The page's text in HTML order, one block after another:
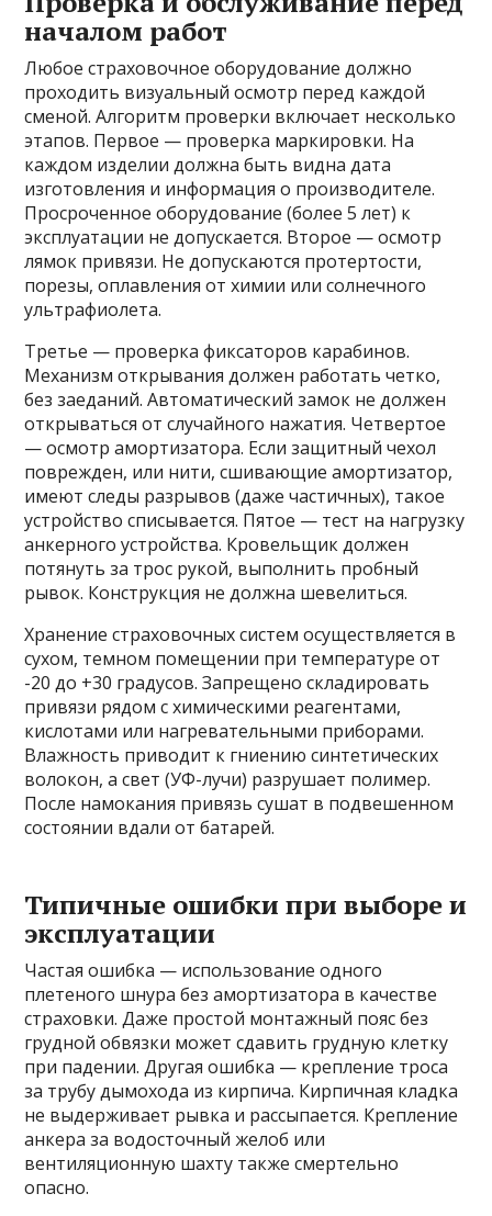
началом работ
Любое страховочное оборудование должно
проходить визуальный осмотр перед каждой
сменой. Алгоритм проверки включает несколько
этапов. Первое — проверка маркировки. На
каждом изделии должна быть видна дата
изготовления и информация о производителе.
Просроченное оборудование (более 5 лет) к
эксплуатации не допускается. Второе — осмотр
лямок привязи. Не допускаются протертости,
порезы, оплавления от химии или солнечного
ультрафиолета.
Третье — проверка фиксаторов карабинов.
Механизм открывания должен работать четко,
без заеданий. Автоматический замок не должен
открываться от случайного нажатия. Четвертое
— осмотр амортизатора. Если защитный чехол
поврежден, или нити, сшивающие амортизатор,
имеют следы разрывов (даже частичных), такое
устройство списывается. Пятое — тест на нагрузку
анкерного устройства. Кровельщик должен
потянуть за трос рукой, выполнить пробный
рывок. Конструкция не должна шевелиться.
Хранение страховочных систем осуществляется в
сухом, темном помещении при температуре от
-20 до +30 градусов. Запрещено складировать
привязи рядом с химическими реагентами,
кислотами или нагревательными приборами.
Влажность приводит к гниению синтетических
волокон, а свет (УФ-лучи) разрушает полимер.
После намокания привязь сушат в подвешенном
состоянии вдали от батарей.
Типичные ошибки при выборе и
эксплуатации
Частая ошибка — использование одного
плетеного шнура без амортизатора в качестве
страховки. Даже простой монтажный пояс без
грудной обвязки может сдавить грудную клетку
при падении. Другая ошибка — крепление троса
за трубу дымохода из кирпича. Кирпичная кладка
не выдерживает рывка и рассыпается. Крепление
анкера за водосточный желоб или
вентиляционную шахту также смертельно
опасно.